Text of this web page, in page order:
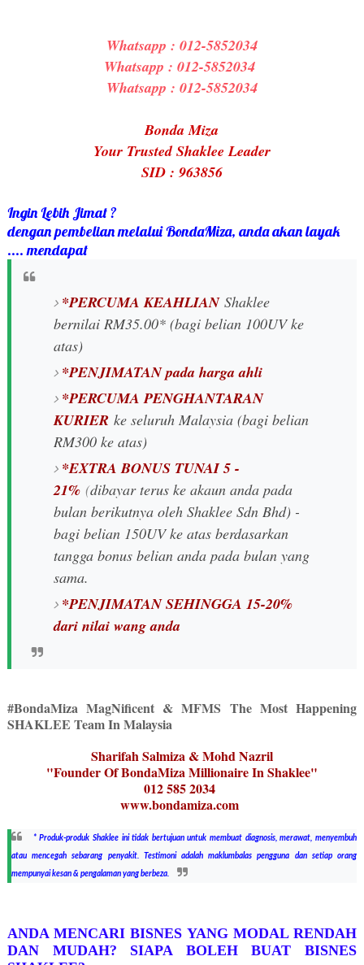
Whatsapp : 012-5852034
Whatsapp : 012-5852034
Whatsapp : 012-5852034
Bonda Miza
Your Trusted Shaklee Leader
SID : 963856
Ingin Lebih Jimat ?
dengan pembelian melalui BondaMiza, anda akan layak
.... mendapat
*PERCUMA KEAHLIAN Shaklee
bernilai RM35.00* (bagi belian 100UV ke
atas)
*PENJIMATAN pada harga ahli
*PERCUMA PENGHANTARAN
KURIER ke seluruh Malaysia (bagi belian
RM300 ke atas)
*EXTRA BONUS TUNAI 5 -
21% (dibayar terus ke akaun anda pada
bulan berikutnya oleh Shaklee Sdn Bhd) -
bagi belian 150UV ke atas berdasarkan
tangga bonus belian anda pada bulan yang
sama.
*PENJIMATAN SEHINGGA 15-20%
dari nilai wang anda
#BondaMiza MagNificent & MFMS The Most Happening
SHAKLEE Team In Malaysia
Sharifah Salmiza & Mohd Nazril
"Founder Of BondaMiza Millionaire In Shaklee"
012 585 2034
www.bondamiza.com
* Produk-produk Shaklee ini tidak bertujuan untuk membuat diagnosis, merawat, menyembuh
atau mencegah sebarang penyakit. Testimoni adalah maklumbalas pengguna dan setiap orang
mempunyai kesan & pengalaman yang berbeza.
ANDA MENCARI BISNES YANG MODAL RENDAH
DAN MUDAH? SIAPA BOLEH BUAT BISNES